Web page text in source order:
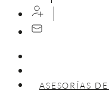
ASESORÍAS